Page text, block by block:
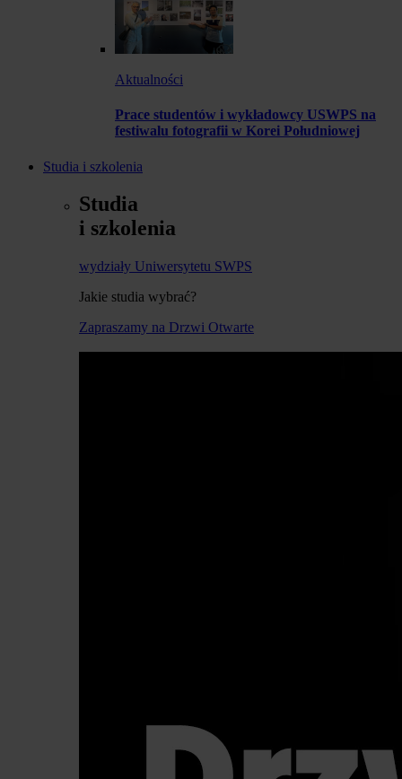
Aktualności
Prace studentów i wykładowcy USWPS na
festiwalu fotografii w Korei Południowej
Studia i szkolenia
Studia
i szkolenia
wydziały Uniwersytetu SWPS
Jakie studia wybrać?
Zapraszamy na Drzwi Otwarte